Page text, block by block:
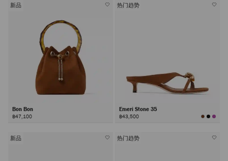
新品
Bon Bon
฿47,100
热门趋势
Emeri Stone 35
฿43,500
新品 热门趋势